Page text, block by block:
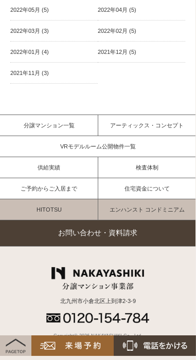
2022年05月 (5) 2022年04月 (5)
2022年03月 (3) 2022年02月 (5)
2022年01月 (4) 2021年12月 (5)
2021年11月 (3)
分譲マンション一覧 アーティックス・コンセプト
VRモデルルーム公開物件一覧
供給実績 検査体制
ご予約からご入居まで 住宅資金について
HITOTSU エンハンスト コンドミニアム
お問い合わせ・資料請求
北九州市小倉北区上到津2-3-9
Copyright© 2026 NAKAYASHIKI Co., Ltd.
All rights reserved.